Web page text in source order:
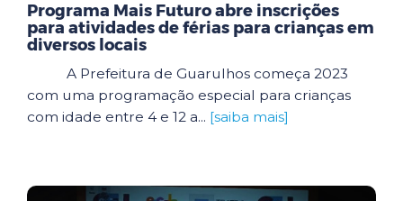
Programa Mais Futuro abre inscrições
para atividades de férias para crianças em
diversos locais
A Prefeitura de Guarulhos começa 2023
com uma programação especial para crianças
com idade entre 4 e 12 a... [saiba mais]